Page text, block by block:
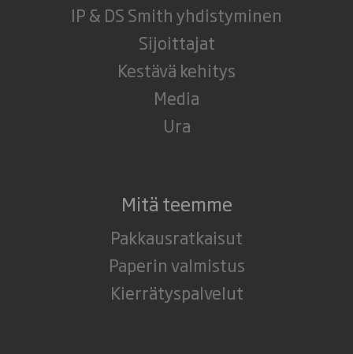
IP & DS Smith yhdistyminen
Sijoittajat
Kestävä kehitys
Media
Ura
Mitä teemme
Pakkausratkaisut
Paperin valmistus
Kierrätyspalvelut